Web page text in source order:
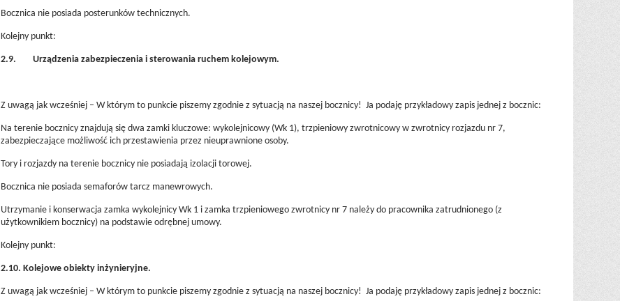
Bocznica nie posiada posterunków technicznych.
Kolejny punkt:
2.9. Urządzenia zabezpieczenia i sterowania ruchem kolejowym.
Z uwagą jak wcześniej – W którym to punkcie piszemy zgodnie z sytuacją na naszej bocznicy! Ja podaję przykładowy zapis jednej z bocznic:
Na terenie bocznicy znajdują się dwa zamki kluczowe: wykolejnicowy (Wk 1), trzpieniowy zwrotnicowy w zwrotnicy rozjazdu nr 7,
zabezpieczające możliwość ich przestawienia przez nieuprawnione osoby.
Tory i rozjazdy na terenie bocznicy nie posiadają izolacji torowej.
Bocznica nie posiada semaforów tarcz manewrowych.
Utrzymanie i konserwacja zamka wykolejnicy Wk 1 i zamka trzpieniowego zwrotnicy nr 7 należy do pracownika zatrudnionego (z
użytkownikiem bocznicy) na podstawie odrębnej umowy.
Kolejny punkt:
2.10. Kolejowe obiekty inżynieryjne.
Z uwagą jak wcześniej – W którym to punkcie piszemy zgodnie z sytuacją na naszej bocznicy! Ja podaję przykładowy zapis jednej z bocznic: